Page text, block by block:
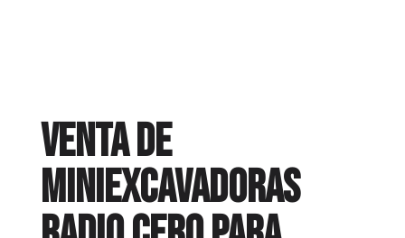
Venta de
miniexcavadoras